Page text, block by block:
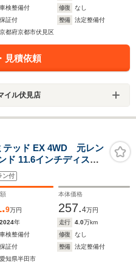
車検整備付 修復
なし
保証付 整備
法定整備付
京都府京都市伏見区
見積依頼
イル伏見店
テッド EX 4WD 元レン
11.6インチディスプ
ィオ フロントカメ
全周囲カメラ 電動
ン付
9万円
本体価格
257.4万円
2024年 走行 4.0万km
車検整備付 修復
なし
保証付 整備
法定整備付
愛知県半田市